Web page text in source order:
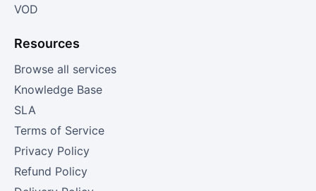
VOD
Resources
Browse all services
Knowledge Base
SLA
Terms of Service
Privacy Policy
Refund Policy